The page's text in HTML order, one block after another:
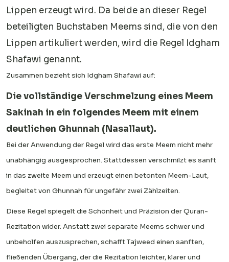
Lippen erzeugt wird. Da beide an dieser Regel
beteiligten Buchstaben Meems sind, die von den
Lippen artikuliert werden, wird die Regel Idgham
Shafawi genannt.
Zusammen bezieht sich Idgham Shafawi auf:
Die vollständige Verschmelzung eines Meem
Sakinah in ein folgendes Meem mit einem
deutlichen Ghunnah (Nasallaut).
Bei der Anwendung der Regel wird das erste Meem nicht mehr
unabhängig ausgesprochen. Stattdessen verschmilzt es sanft
in das zweite Meem und erzeugt einen betonten Meem-Laut,
begleitet von Ghunnah für ungefähr zwei Zählzeiten.
Diese Regel spiegelt die Schönheit und Präzision der Quran-
Rezitation wider. Anstatt zwei separate Meems schwer und
unbeholfen auszusprechen, schafft Tajweed einen sanften,
fließenden Übergang, der die Rezitation leichter, klarer und